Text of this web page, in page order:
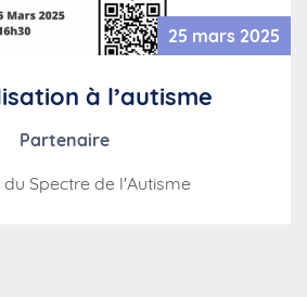
25 mars 2025
à l’autisme
Partenaire
Spectre de l'Autisme